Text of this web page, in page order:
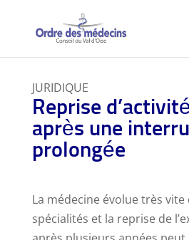
JURIDIQUE
Reprise
après une
prolongée
La médecine évolue très
spécialités et la reprise de